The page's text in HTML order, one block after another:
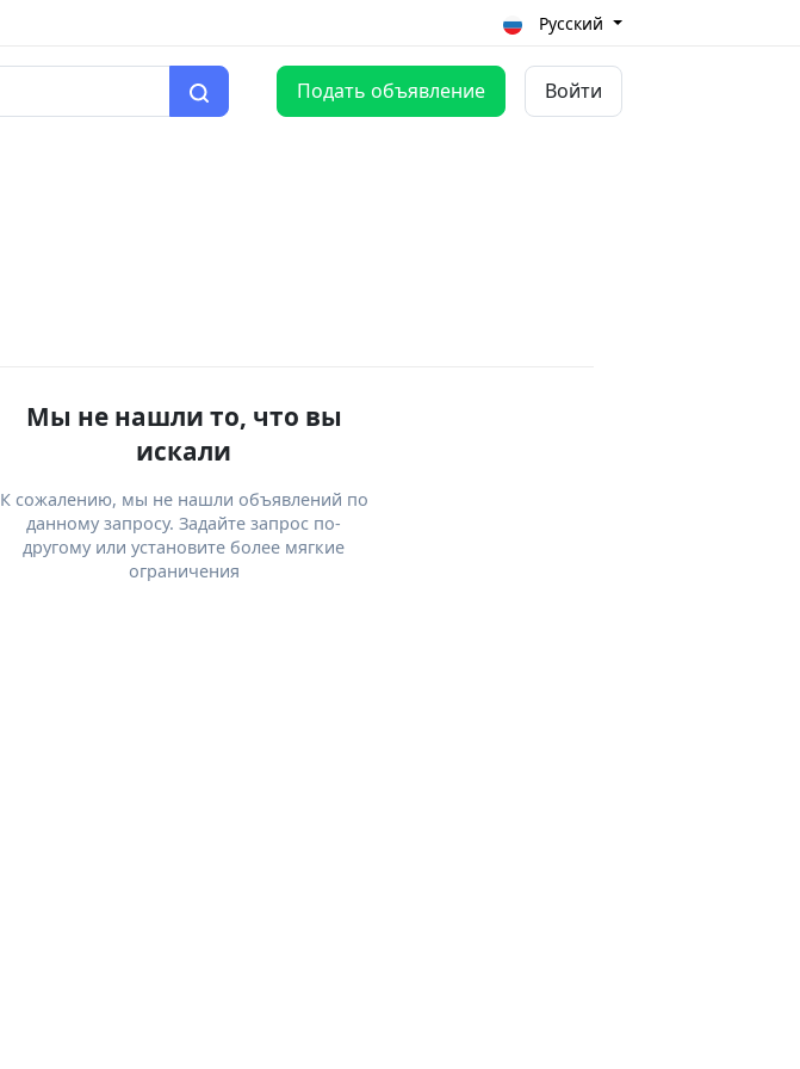
Русский
Подать объявление Войти
Мы не нашли то, что вы
искали
К сожалению, мы не нашли объявлений по
данному запросу. Задайте запрос по-
другому или установите более мягкие
ограничения